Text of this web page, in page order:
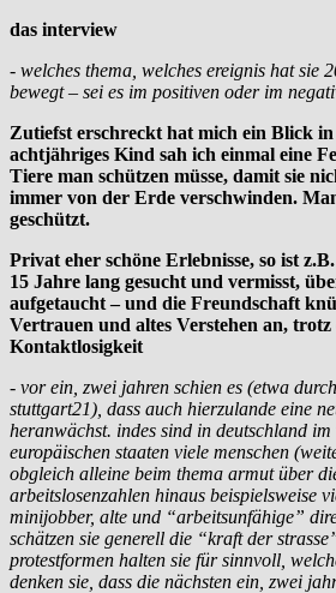
das interview
- welches thema, welches ereignis hat sie
bewegt – sei es im positiven oder im
Zutiefst erschreckt hat mich ein Blick
achtjähriges Kind sah ich einmal eine
Tiere man schützen müsse, damit sie
immer von der Erde verschwinden.
geschützt.
Privat eher schöne Erlebnisse, so ist
15 Jahre lang gesucht und vermisst,
aufgetaucht – und die Freundschaft
Vertrauen und altes Verstehen an, trotz
Kontaktlosigkeit
- vor ein, zwei jahren schien es (etwa
stuttgart21), dass auch hierzulande eine
heranwächst. indes sind in deutschland
europäischen staaten viele menschen
obgleich alleine beim thema armut über
arbeitslosenzahlen hinaus beispielsweise
minijobber, alte und “arbeitsunfähige”
schätzen sie generell die “kraft der
protestformen halten sie für sinnvoll,
denken sie, dass die nächsten ein, zwei